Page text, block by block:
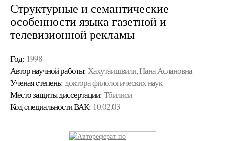
Структурные и семантические
особенности языка газетной и
телевизионной рекламы
Год: 1998
Автор научной работы: Хахутаишвили, Нана Аслановна
Ученая cтепень: доктора филологических наук
Место защиты диссертации: Тбилиси
Код cпециальности ВАК: 10.02.03